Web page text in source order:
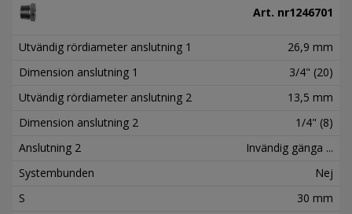
Art. nr1246701
Utvändig rördiameter anslutning 1
26,9 mm
Dimension anslutning 1
3/4" (20)
Utvändig rördiameter anslutning 2
13,5 mm
Dimension anslutning 2
1/4" (8)
Anslutning 2
Invändig gänga ...
Systembunden
Nej
S
30 mm